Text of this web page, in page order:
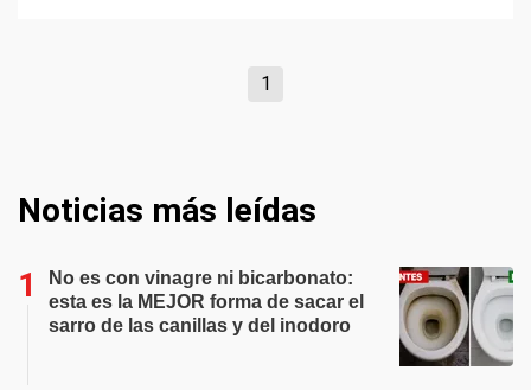
1
Noticias más leídas
No es con vinagre ni bicarbonato:
esta es la MEJOR forma de sacar el
sarro de las canillas y del inodoro